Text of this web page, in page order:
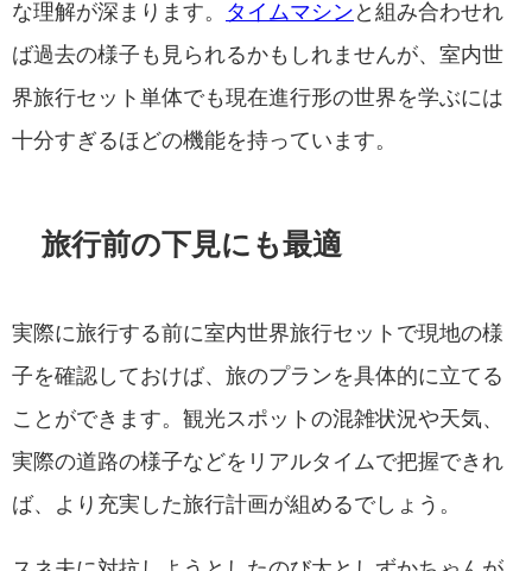
な理解が深まります。
タイムマシン と組み合わせれ
ば過去の様子も見られるかもしれませんが、室内世
界旅行セット単体でも現在進行形の世界を学ぶには
十分すぎるほどの機能を持っています。
旅行前の下見にも最適
実際に旅行する前に室内世界旅行セットで現地の様
子を確認しておけば、旅のプランを具体的に立てる
ことができます。観光スポットの混雑状況や天気、
実際の道路の様子などをリアルタイムで把握できれ
ば、より充実した旅行計画が組めるでしょう。